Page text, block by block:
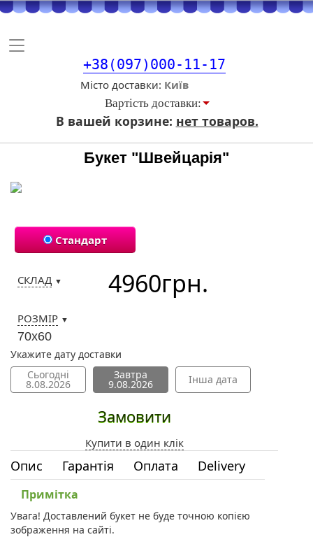
Toggle
+38(097)000-11-17
Місто доставки
Вартiсть доставки:
В вашей корзине: нет товаров.
Букет "Швейцарія"
Стандарт
СКЛАД ▼
РОЗМІР ▼
70х60
4960грн.
Укажите дату доставки
Сьогодні
8.08.2026
Завтра
9.08.2026 Інша дата
Замовити
Купити в один клік
Опис Гарантія Оплата Delivery
Примітка
Увага! Доставлений букет не буде точною копією
зображення на сайті.